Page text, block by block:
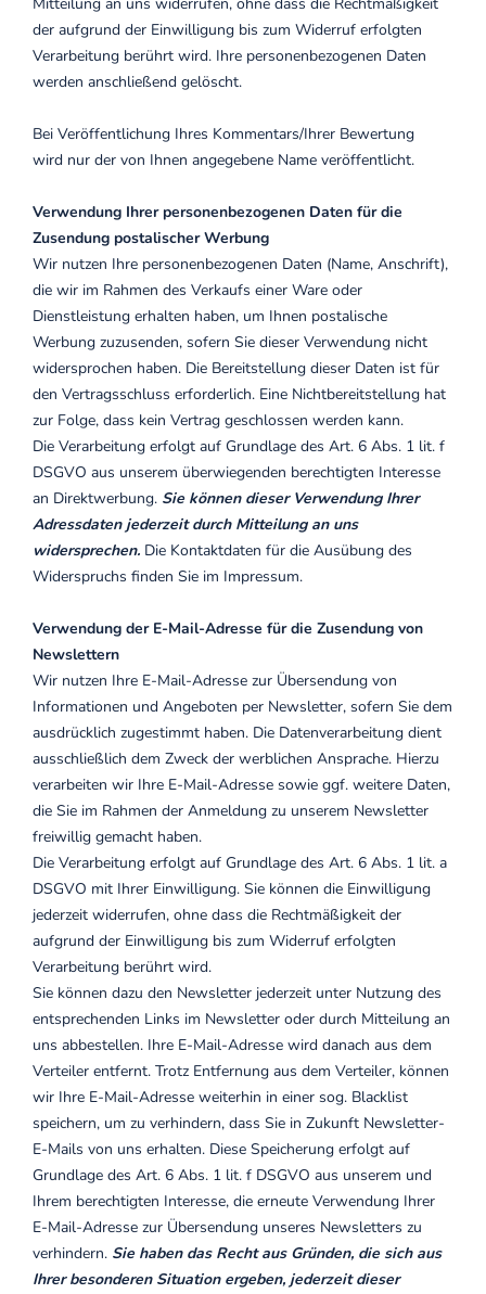
der aufgrund der Einwilligung bis zum Widerruf erfolgten
Verarbeitung berührt wird. Ihre personenbezogenen Daten
werden anschließend gelöscht.
Bei Veröffentlichung Ihres Kommentars/Ihrer Bewertung
wird nur der von Ihnen angegebene Name veröffentlicht.
Verwendung Ihrer personenbezogenen Daten für die
Zusendung postalischer Werbung
Wir nutzen Ihre personenbezogenen Daten (Name, Anschrift),
die wir im Rahmen des Verkaufs einer Ware oder
Dienstleistung erhalten haben, um Ihnen postalische
Werbung zuzusenden, sofern Sie dieser Verwendung nicht
widersprochen haben. Die Bereitstellung dieser Daten ist für
den Vertragsschluss erforderlich. Eine Nichtbereitstellung hat
zur Folge, dass kein Vertrag geschlossen werden kann.
Die Verarbeitung erfolgt auf Grundlage des Art. 6 Abs. 1 lit. f
DSGVO aus unserem überwiegenden berechtigten Interesse
an Direktwerbung. Sie können dieser Verwendung Ihrer
Adressdaten jederzeit durch Mitteilung an uns
widersprechen. Die Kontaktdaten für die Ausübung des
Widerspruchs finden Sie im Impressum.
Verwendung der E-Mail-Adresse für die Zusendung von
Newslettern
Wir nutzen Ihre E-Mail-Adresse zur Übersendung von
Informationen und Angeboten per Newsletter, sofern Sie dem
ausdrücklich zugestimmt haben. Die Datenverarbeitung dient
ausschließlich dem Zweck der werblichen Ansprache. Hierzu
verarbeiten wir Ihre E-Mail-Adresse sowie ggf. weitere Daten,
die Sie im Rahmen der Anmeldung zu unserem Newsletter
freiwillig gemacht haben.
Die Verarbeitung erfolgt auf Grundlage des Art. 6 Abs. 1 lit. a
DSGVO mit Ihrer Einwilligung. Sie können die Einwilligung
jederzeit widerrufen, ohne dass die Rechtmäßigkeit der
aufgrund der Einwilligung bis zum Widerruf erfolgten
Verarbeitung berührt wird.
Sie können dazu den Newsletter jederzeit unter Nutzung des
entsprechenden Links im Newsletter oder durch Mitteilung an
uns abbestellen. Ihre E-Mail-Adresse wird danach aus dem
Verteiler entfernt. Trotz Entfernung aus dem Verteiler, können
wir Ihre E-Mail-Adresse weiterhin in einer sog. Blacklist
speichern, um zu verhindern, dass Sie in Zukunft Newsletter-
E-Mails von uns erhalten. Diese Speicherung erfolgt auf
Grundlage des Art. 6 Abs. 1 lit. f DSGVO aus unserem und
Ihrem berechtigten Interesse, die erneute Verwendung Ihrer
E-Mail-Adresse zur Übersendung unseres Newsletters zu
verhindern. Sie haben das Recht aus Gründen, die sich aus
Ihrer besonderen Situation ergeben, jederzeit dieser